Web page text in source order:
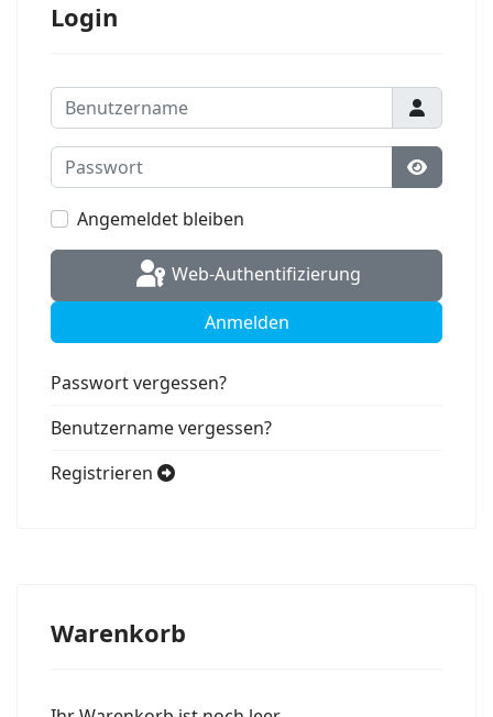
Login
Benutzername
Passwort
Angemeldet bleiben
Web-Authentifizierung
Anmelden
Passwort vergessen?
Benutzername vergessen?
Registrieren
Warenkorb